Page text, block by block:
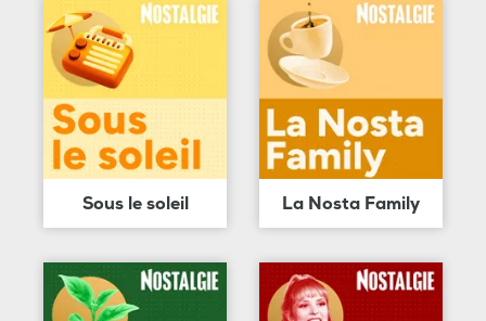
Sous le soleil La Nosta Family